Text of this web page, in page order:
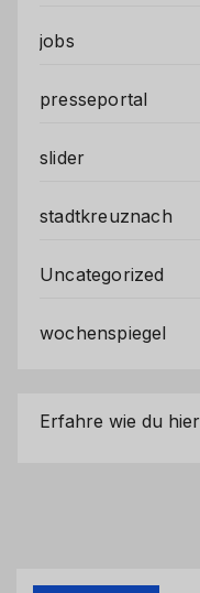
jobs
presseportal
slider
stadtkreuznach
Uncategorized
wochenspiegel
Erfahre wie du